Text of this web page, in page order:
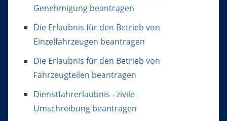
Genehmigung beantragen
Die Erlaubnis für den Betrieb von
Einzelfahrzeugen beantragen
Die Erlaubnis für den Betrieb von
Fahrzeugteilen beantragen
Dienstfahrerlaubnis - zivile
Umschreibung beantragen